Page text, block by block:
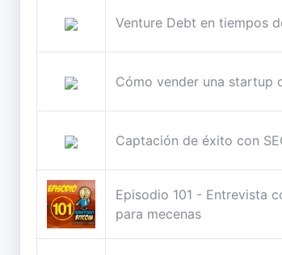
Venture Debt en tiempos
Cómo vender una startup
Captación de éxito con
Episodio 101 - Entrevista
para mecenas